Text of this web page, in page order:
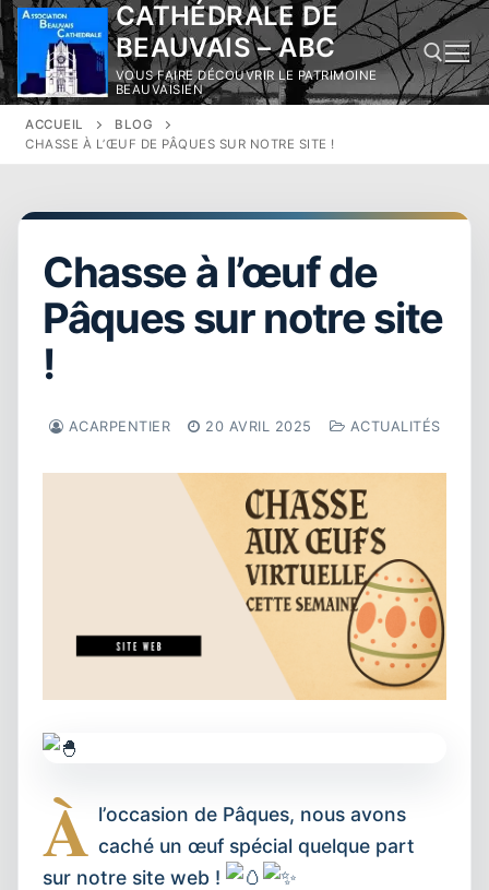
Aller
au
contenu
CATHÉDRALE DE
BEAUVAIS – ABC
VOUS FAIRE DÉCOUVRIR LE PATRIMOINE
BEAUVAISIEN
Rechercher :
ACCUEIL
BLOG
CHASSE À L’ŒUF DE PÂQUES SUR NOTRE SITE !
Chasse à l’œuf de
Pâques sur notre site
!
ACARPENTIER 20 AVRIL 2025 ACTUALITÉS
À l’occasion de Pâques, nous avons
caché un œuf spécial quelque part
sur notre site web !